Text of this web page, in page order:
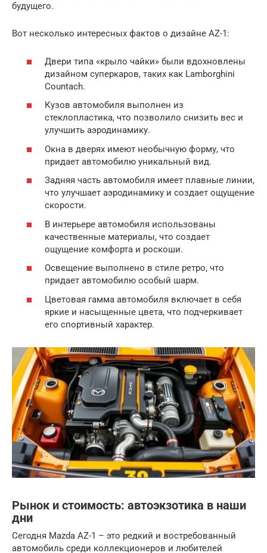
будущего.
Вот несколько интересных фактов о дизайне AZ-1:
Двери типа «крыло чайки» были вдохновлены
дизайном суперкаров, таких как Lamborghini
Countach.
Кузов автомобиля выполнен из
стеклопластика, что позволило снизить вес и
улучшить аэродинамику.
Окна в дверях имеют необычную форму, что
придает автомобилю уникальный вид.
Задняя часть автомобиля имеет плавные линии,
что улучшает аэродинамику и создает ощущение
скорости.
В интерьере автомобиля использованы
качественные материалы, что создает
ощущение комфорта и роскоши.
Освещение выполнено в стиле ретро, что
придает автомобилю особый шарм.
Цветовая гамма автомобиля включает в себя
яркие и насыщенные цвета, что подчеркивает
его спортивный характер.
Рынок и стоимость: автоэкзотика в наши
дни
Сегодня Mazda AZ-1 – это редкий и востребованный
автомобиль среди коллекционеров и любителей